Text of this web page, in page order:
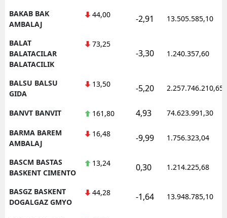
BAKAB BAK
AMBALAJ
44,00 -2,91 13.505.585,10
BALAT
BALATACILAR
BALATACILIK
73,25
-3,30 1.240.357,60
BALSU BALSU
GIDA
13,50 -5,20 2.257.746.210,65
BANVT BANVIT 161,80 4,93 74.623.991,30
BARMA BAREM
AMBALAJ
16,48 -9,99 1.756.323,04
BASCM BASTAS
BASKENT CIMENTO
13,24 0,30 1.214.225,68
BASGZ BASKENT
DOGALGAZ GMYO
44,28 -1,64 13.948.785,10